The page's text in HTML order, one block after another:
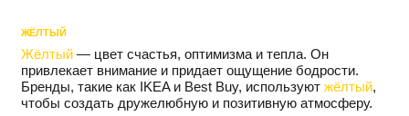
ЖЁЛТЫЙ
Жёлтый— цвет счастья, оптимизма и тепла. Он
привлекает внимание и придает ощущение бодрости.
Бренды, такие как IKEA и Best Buy, используют жёлтый,
чтобы создать дружелюбную и позитивную атмосферу.